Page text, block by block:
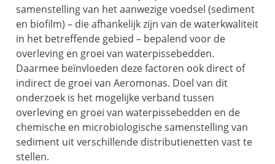
samenstelling van het aanwezige voedsel (sediment
en biofilm) – die afhankelijk zijn van de waterkwaliteit
in het betreffende gebied – bepalend voor de
overleving en groei van waterpissebedden.
Daarmee beïnvloeden deze factoren ook direct of
indirect de groei van Aeromonas. Doel van dit
onderzoek is het mogelijke verband tussen
overleving en groei van waterpissebedden en de
chemische en microbiologische samenstelling van
sediment uit verschillende distributienetten vast te
stellen.